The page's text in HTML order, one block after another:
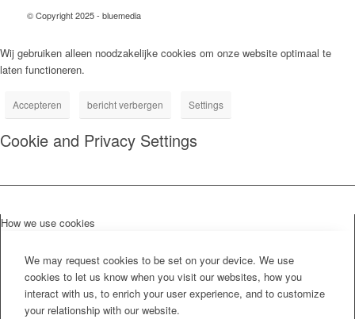
© Copyright 2025 - bluemedia
Wij gebruiken alleen noodzakelijke cookies om onze website optimaal te
laten functioneren.
Accepteren bericht verbergen Settings
Cookie and Privacy Settings
How we use cookies
We may request cookies to be set on your device. We use
cookies to let us know when you visit our websites, how you
interact with us, to enrich your user experience, and to customize
your relationship with our website.